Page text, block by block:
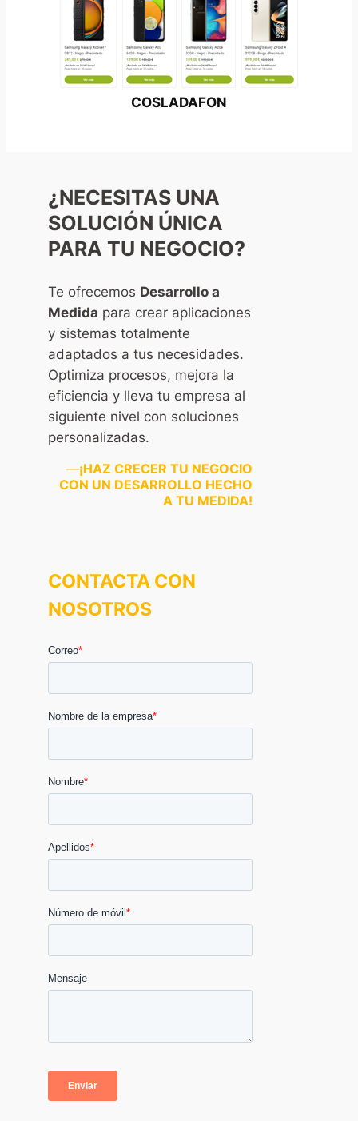
COSLADAFON
¿NECESITAS UNA
SOLUCIÓN ÚNICA
PARA TU NEGOCIO?
Te ofrecemos Desarrollo a
Medida para crear aplicaciones
y sistemas totalmente
adaptados a tus necesidades.
Optimiza procesos, mejora la
eficiencia y lleva tu empresa al
siguiente nivel con soluciones
personalizadas.
—¡HAZ CRECER TU NEGOCIO
CON UN DESARROLLO HECHO
A TU MEDIDA!
CONTACTA CON
NOSOTROS